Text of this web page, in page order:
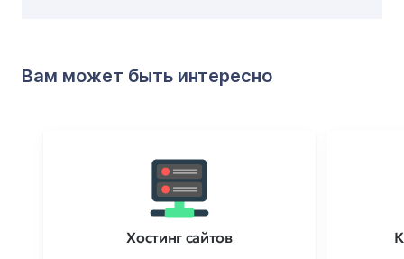
Вам может быть интересно
Хостинг сайтов